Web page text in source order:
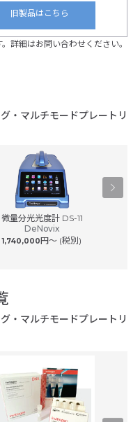
旧製品はこちら
詳細はお問い合わせください。
マルチモードプレートリ
微量分光光度計 DS-11
DeNovix
1,740,000円〜 (税別)
マルチモードプレートリ